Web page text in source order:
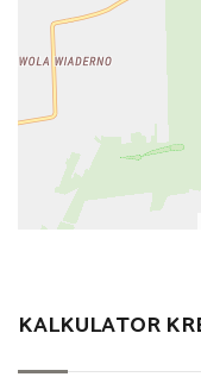
KALKULATOR